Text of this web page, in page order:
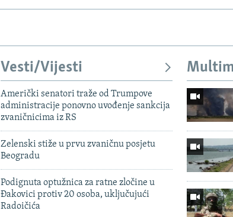
Vesti/Vijesti
Američki senatori traže od Trumpove
administracije ponovno uvođenje sankcija
zvaničnicima iz RS
Zelenski stiže u prvu zvaničnu posjetu
Beogradu
Podignuta optužnica za ratne zločine u
Đakovici protiv 20 osoba, uključujući
Radoičića